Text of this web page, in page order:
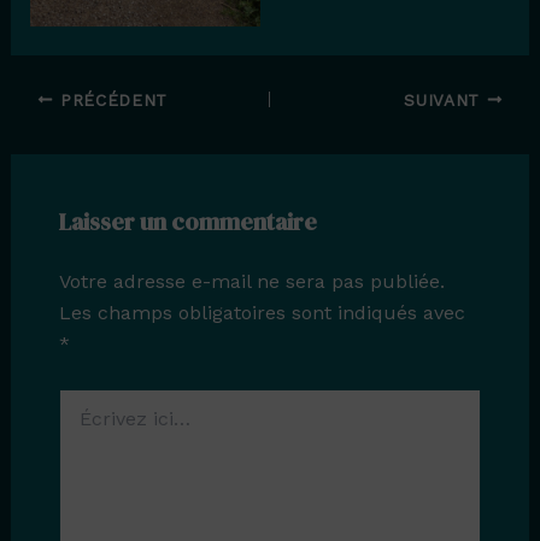
PRÉCÉDENT SUIVANT
Laisser un commentaire
Votre adresse e-mail ne sera pas publiée.
Les champs obligatoires sont indiqués avec
*
ici…